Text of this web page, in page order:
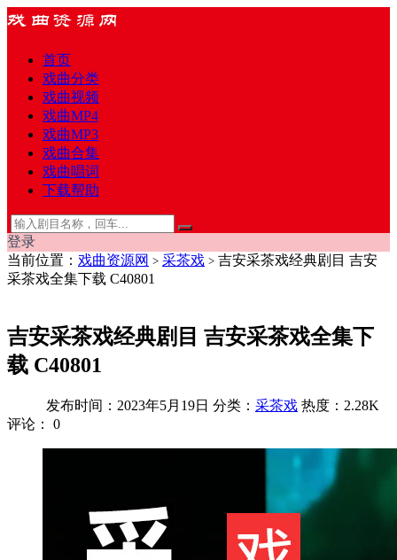
首页
戏曲分类
戏曲视频
戏曲MP4
戏曲MP3
戏曲合集
戏曲唱词
下载帮助
登录
当前位置： 戏曲资源网 > 采茶戏 > 吉安采茶戏经典剧目 吉安
采茶戏全集下载 C40801
吉安采茶戏经典剧目 吉安采茶戏全集下
载 C40801
发布时间：2023年5月19日 分类： 采茶戏 热度：2.28K
评论：
0